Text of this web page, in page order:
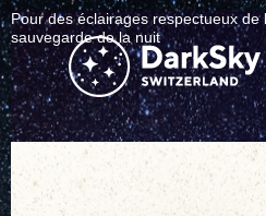
Pour des éclairages respectueux de
sauvegarde de la nuit